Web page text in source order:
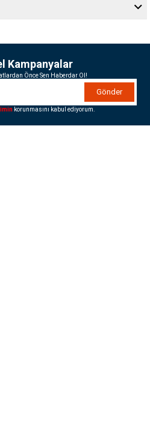
Kampanyalar
Önce Sen Haberdar Ol!
Gönder
korunmasını kabul ediyorum.